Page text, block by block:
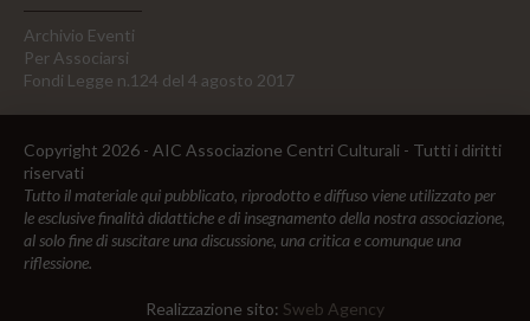
Archivio Eventi
Per Associarsi
Fondi Legge n.124 del 4 agosto 2017
Copyright 2026 - AIC Associazione Centri Culturali - Tutti i diritti
riservati
Tutto il materiale qui pubblicato, riprodotto e diffuso viene utilizzato per
le esclusive finalità didattiche e di insegnamento della nostra associazione,
al solo fine di suscitare una discussione, una critica e comunque una
riflessione.
Realizzazione sito: Sweb Agency